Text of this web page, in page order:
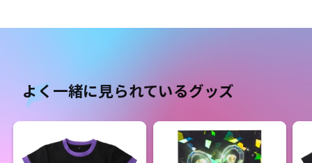
よく一緒に見られているグッズ